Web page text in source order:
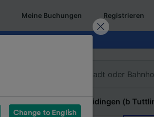
Meine Buchungen Registrieren
Change to English